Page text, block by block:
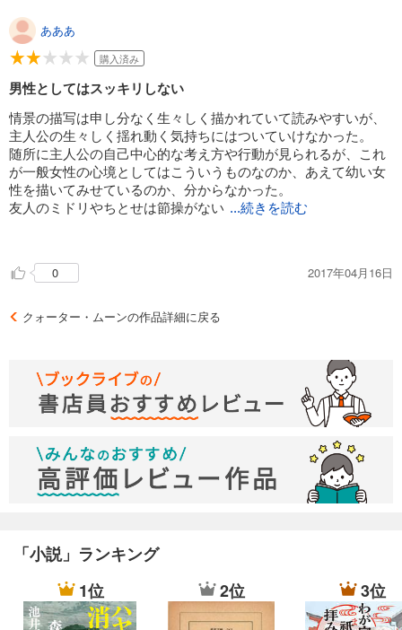
あああ
購入済み
男性としてはスッキリしない
情景の描写は申し分なく生々しく描かれていて読みやすいが、
主人公の生々しく揺れ動く気持ちにはついていけなかった。
随所に主人公の自己中心的な考え方や行動が見られるが、これ
が一般女性の心境としてはこういうものなのか、あえて幼い女
性を描いてみせているのか、分からなかった。
友人のミドリやちとせは節操がない ...続きを読む
るかも。
周囲の人々に頑張ってもらうのではなく主人公が変わるべきと
0 2017年04月16日
クォーター・ムーンの作品詳細に戻る
「小説」ランキング
1位
2位 3位